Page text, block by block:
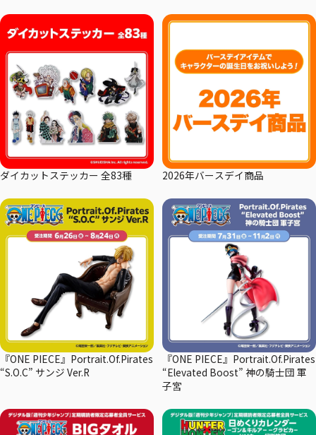
ダイカットステッカー 全83種 2026年バースデイ商品
『ONE PIECE』Portrait.Of.Pirates
“S.O.C” サンジ Ver.R
『ONE PIECE』Portrait.Of.Pirates
“Elevated Boost” 神の騎士団 軍
子宮